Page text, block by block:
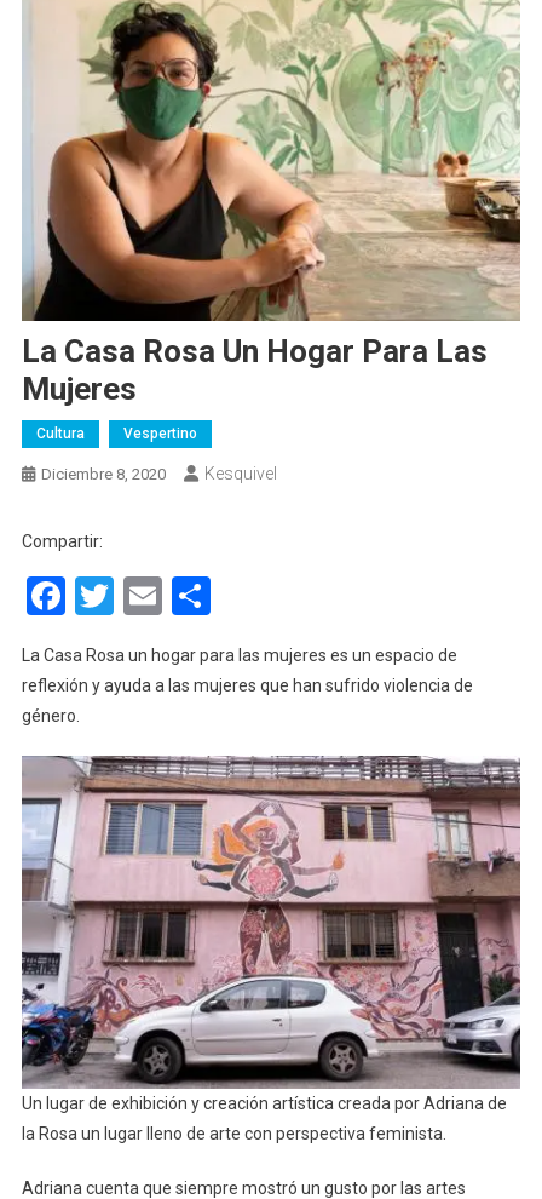
La Casa Rosa Un Hogar Para Las
Mujeres
Cultura Vespertino
Diciembre 8, 2020 Kesquivel
Compartir:
Facebook
Twitter
EmailCompartir
La Casa Rosa un hogar para las mujeres es un espacio de
reflexión y ayuda a las mujeres que han sufrido violencia de
género.
Un lugar de exhibición y creación artística creada por Adriana de
la Rosa un lugar lleno de arte con perspectiva feminista.
Adriana cuenta que siempre mostró un gusto por las artes